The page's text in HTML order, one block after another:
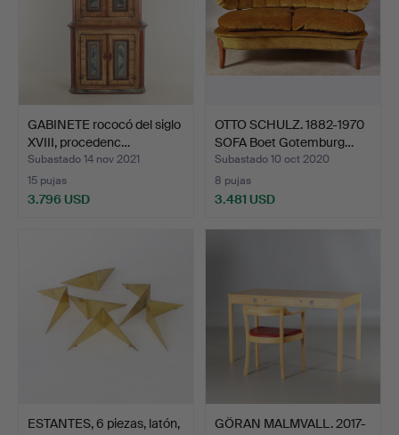
GABINETE rococó del siglo
XVIII, procedenc…
Subastado 14 nov 2021
15 pujas
3.796 USD
OTTO SCHULZ. 1882-1970
SOFA Boet Gotemburg…
Subastado 10 oct 2020
8 pujas
3.481 USD
ESTANTES, 6 piezas, latón,
GÖRAN MALMVALL. 2017-